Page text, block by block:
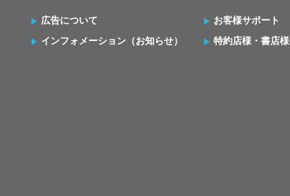
広告について
インフォメーション（お知らせ）
お客様サポート
特約店様・書店